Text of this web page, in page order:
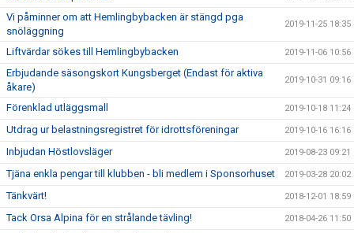
Vi påminner om att Hemlingbybacken är stängd pga
snöläggning
2019-11-25 18:35
Liftvärdar sökes till Hemlingbybacken 2019-11-06 10:56
Erbjudande säsongskort Kungsberget (Endast för aktiva
åkare)
2019-10-31 09:16
Förenklad utläggsmall 2019-10-18 11:24
Utdrag ur belastningsregistret för idrottsföreningar 2019-10-16 16:16
Inbjudan Höstlovsläger 2019-08-23 09:21
Tjäna enkla pengar till klubben - bli medlem i Sponsorhuset 2019-03-28 20:02
Tänkvärt! 2018-12-01 18:59
Tack Orsa Alpina för en strålande tävling! 2018-04-26 11:50